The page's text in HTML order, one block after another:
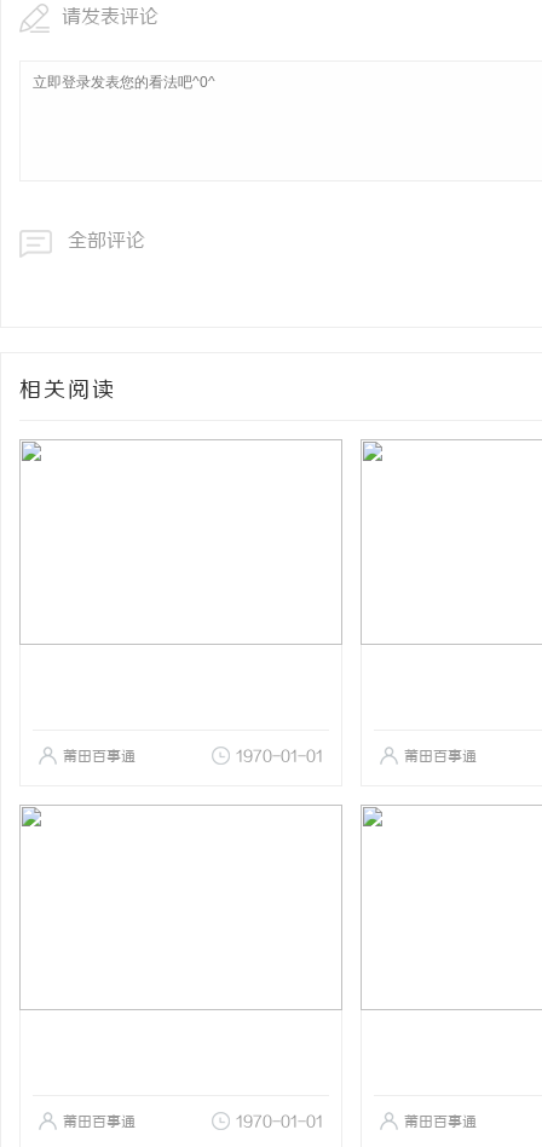
请发表评论
全部评论
相关阅读
莆田百事通 1970-01-01 莆田百事通
莆田百事通 1970-01-01 莆田百事通